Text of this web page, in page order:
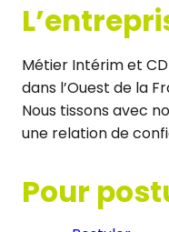
Métier Intérim et
dans l’Ouest de la
Nous tissons avec
une relation de
Pour